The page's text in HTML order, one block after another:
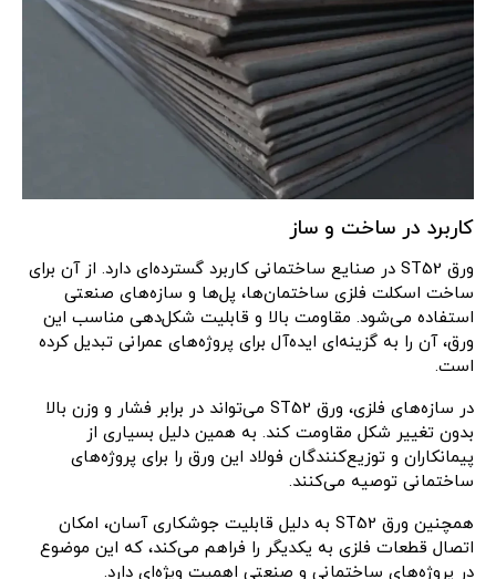
کاربرد در ساخت و ساز
ورق ST52 در صنایع ساختمانی کاربرد گسترده‌ای دارد. از آن برای
ساخت اسکلت فلزی ساختمان‌ها، پل‌ها و سازه‌های صنعتی
استفاده می‌شود. مقاومت بالا و قابلیت شکل‌دهی مناسب این
ورق، آن را به گزینه‌ای ایده‌آل برای پروژه‌های عمرانی تبدیل کرده
است.
در سازه‌های فلزی، ورق ST52 می‌تواند در برابر فشار و وزن بالا
بدون تغییر شکل مقاومت کند. به همین دلیل بسیاری از
پیمانکاران و توزیع‌کنندگان فولاد این ورق را برای پروژه‌های
ساختمانی توصیه می‌کنند.
همچنین ورق ST52 به دلیل قابلیت جوشکاری آسان، امکان
اتصال قطعات فلزی به یکدیگر را فراهم می‌کند، که این موضوع
در پروژه‌های ساختمانی و صنعتی اهمیت ویژه‌ای دارد.